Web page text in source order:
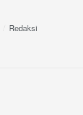
Redaksi